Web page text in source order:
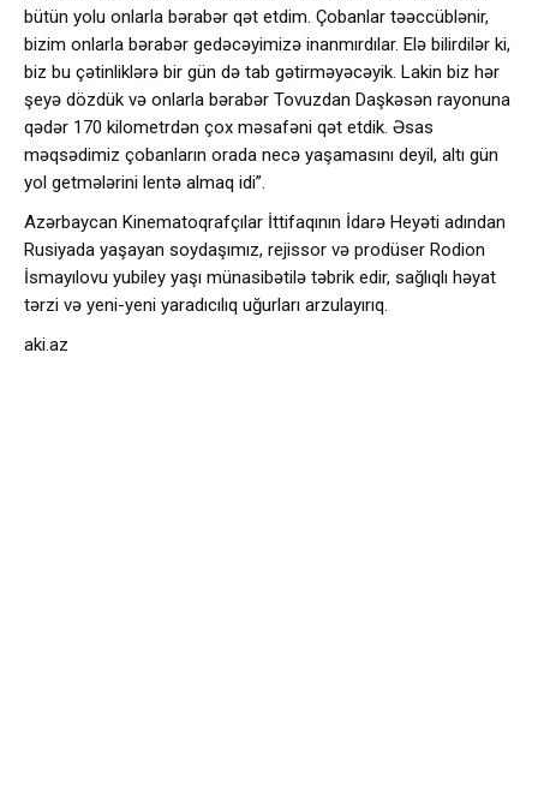
bütün yolu onlarla bərabər qət etdim. Çobanlar təəccüblənir,
bizim onlarla bərabər gedəcəyimizə inanmırdılar. Elə bilirdilər ki,
biz bu çətinliklərə bir gün də tab gətirməyəcəyik. Lakin biz hər
şeyə dözdük və onlarla bərabər Tovuzdan Daşkəsən rayonuna
qədər 170 kilometrdən çox məsafəni qət etdik. Əsas
məqsədimiz çobanların orada necə yaşamasını deyil, altı gün
yol getmələrini lentə almaq idi”.
Azərbaycan Kinematoqrafçılar İttifaqının İdarə Heyəti adından
Rusiyada yaşayan soydaşımız, rejissor və prodüser Rodion
İsmayılovu yubiley yaşı münasibətilə təbrik edir, sağlıqlı həyat
tərzi və yeni-yeni yaradıcılıq uğurları arzulayırıq.
aki.az